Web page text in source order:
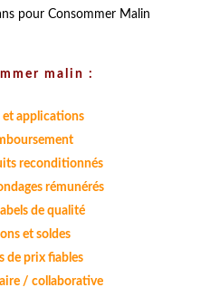
malin :
et applications
reconditionnés
rémunérés
de qualité
et soldes
de prix fiables
/ collaborative